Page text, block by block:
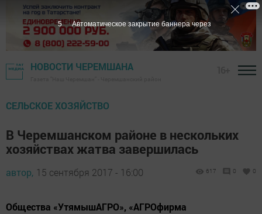
НОВОСТИ ЧЕРЕМШАНА
СЕЛЬСКОЕ ХОЗЯЙСТВО
В Черемшанском районе в нескольких
хозяйствах жатва завершилась
автор, 15 сентября 2017 - 16:00 617 0 0
Общества «УтямышАГРО», «АГРОфирма
4 Автоматическое закрытие баннера через